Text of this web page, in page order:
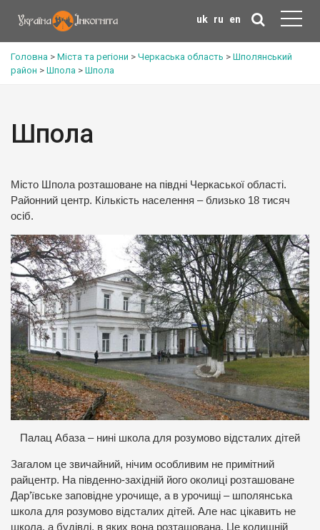
uk ru en
Головна > Міста та регіони > Черкаська область > Шполянський
район > Шпола > Шпола
Шпола
Місто Шпола розташоване на півдні Черкаської області.
Районний центр. Кількість населення – близько 18 тисяч
осіб.
Палац Абаза – нині школа для розумово відсталих дітей
Загалом це звичайний, нічим особливим не примітний
райцентр. На південно-західній його околиці розташоване
Дар’ївське заповідне урочище, а в урочищі – шполянська
школа для розумово відсталих дітей. Але нас цікавить не
школа, а будівлі, в яких вона розташована. Це колишній